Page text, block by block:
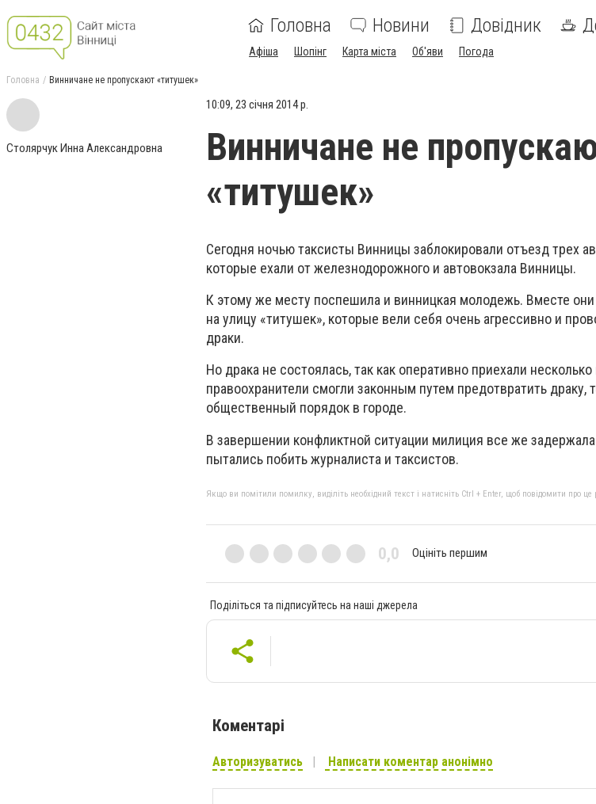
Головна Новини Довідник
Афіша Шопінг Карта міста Об'яви Погода
Головна Винничане не пропускают «титушек»
Столярчук Инна Александровна
10:09, 23 січня 2014 р.
Винничане не
«титушек»
Сегодня ночью таксисты Винницы заблокировали отъезд трех
которые ехали от железнодорожного и автовокзала Винницы.
К этому же месту поспешила и винницкая молодежь. Вместе
на улицу «титушек», которые вели себя очень агрессивно и
драки.
Но драка не состоялась, так как оперативно приехали
правоохранители смогли законным путем предотвратить
общественный порядок в городе.
В завершении конфликтной ситуации милиция все же
пытались побить журналиста и таксистов.
Якщо ви помітили помилку, виділіть необхідний текст і натисніть Ctrl + Enter, щоб повідомити про це
0,0 Оцініть першим
Поділіться та підписуйтесь на наші джерела
Коментарі
Авторизуватись Написати коментар анонімно